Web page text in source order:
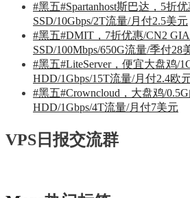
#黑五#Spartanhost斯巴达，5折
SSD/10Gbps/2T流量/月付2.5美元
#黑五#DMIT，7折优惠/CN2
SSD/100Mbps/650G流量/季付28
#黑五#LiteServer，便宜大盘鸡/
HDD/1Gbps/15T流量/月付2.4欧
#黑五#Crowncloud，大盘鸡/
HDD/1Gbps/4T流量/月付7美元
VPS日报交流群